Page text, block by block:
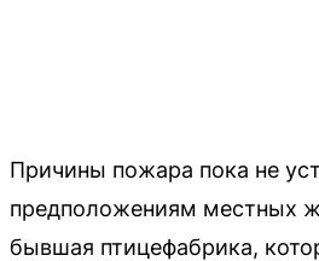
Причины пожара пока не
предположениям местных
бывшая птицефабрика,